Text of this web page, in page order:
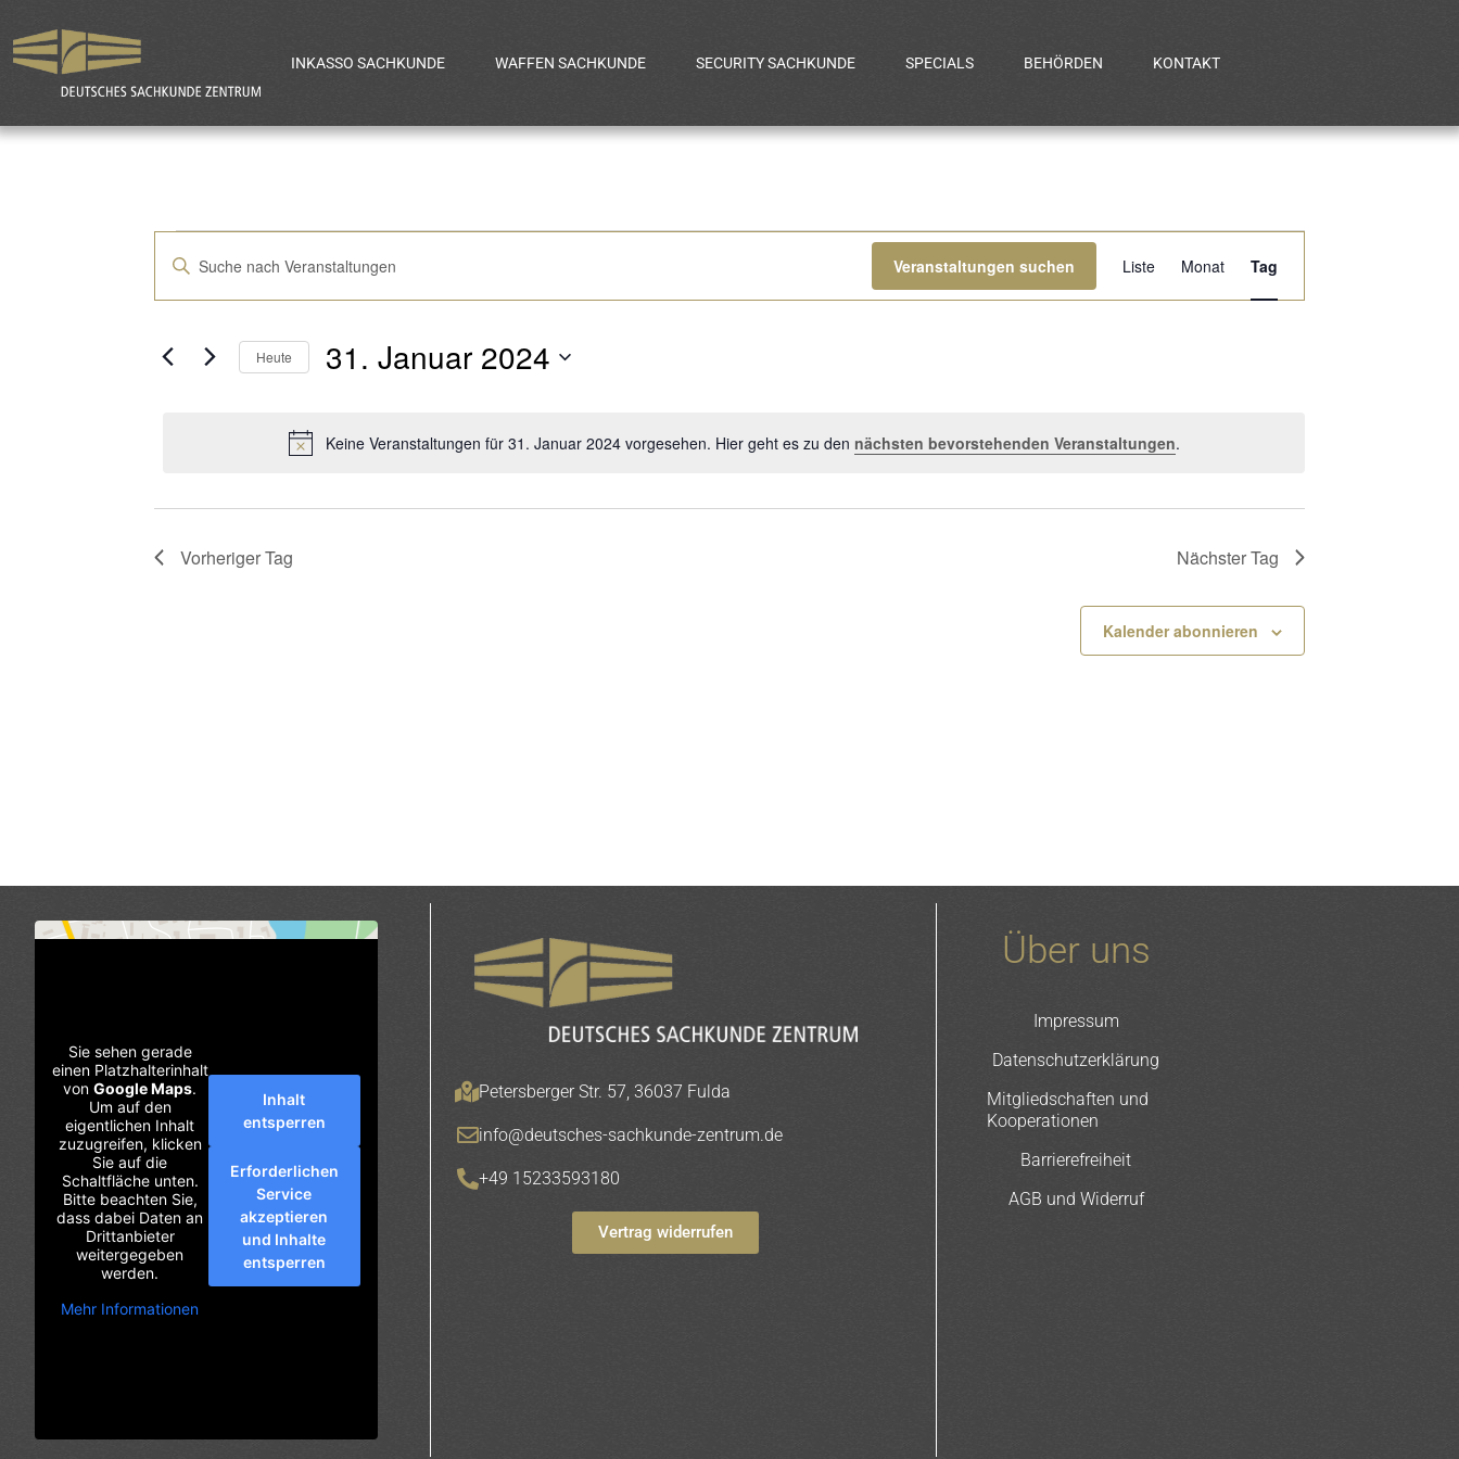
INKASSO SACHKUNDE WAFFEN SACHKUNDE SECURITY SACHKUNDE SPECIALS BEHÖRDEN KONTAKT
Hinweis
Keine Veranstaltungen für 31. Januar 2024 vorgesehen. Hier geht es zu den nächsten bevorstehenden Veranstaltungen.
Veranstaltungen
Suche
Ansichten,
Navigation
Bitte
Suche
Schlüsselwort.
Veranstaltungen suchen
Veranstaltung
Ansichten-
Liste Monat Tag
Heute 31. Januar 2024
Vorheriger Tag Nächster Tag
Kalender abonnieren
Sie sehen gerade
einen Platzhalterinhalt
vonGoogle Maps.
Um auf den
eigentlichen Inhalt
zuzugreifen, klicken
Sie auf die
Schaltfläche unten.
Bitte beachten Sie,
dass dabei Daten an
Drittanbieter
weitergegeben
werden.
Mehr Informationen
Inhalt
entsperren
Erforderlichen
Service
akzeptieren
und Inhalte
entsperren
Petersberger Str. 57, 36037 Fulda
info@deutsches-sachkunde-zentrum.de
+49 15233593180
Vertrag widerrufen
Über uns
Impressum
Datenschutzerklärung
Mitgliedschaften und
Kooperationen
Barrierefreiheit
AGB und Widerruf